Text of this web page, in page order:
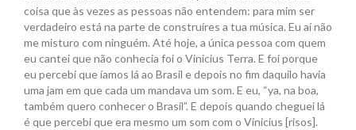
coisa que às vezes as pessoas não entendem: para mim ser
verdadeiro está na parte de construíres a tua música. Eu aí não
me misturo com ninguém. Até hoje, a única pessoa com quem
eu cantei que não conhecia foi o Vinicius Terra. E foi porque
eu percebi que íamos lá ao Brasil e depois no fim daquilo havia
uma jam em que cada um mandava um som. E eu, “ya, na boa,
também quero conhecer o Brasil”. E depois quando cheguei lá
é que percebi que era mesmo um som com o Vinicius [risos].